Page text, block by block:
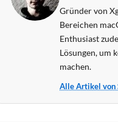
Gründer von
Bereichen
Enthusiast
Lösungen, um
machen.
Alle Artikel